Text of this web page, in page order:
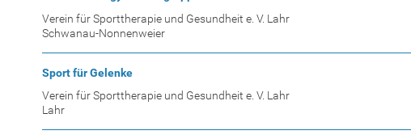
Verein für Sporttherapie und Gesundheit e. V. Lahr
Schwanau-Nonnenweier
Sport für Gelenke
Verein für Sporttherapie und Gesundheit e. V. Lahr
Lahr